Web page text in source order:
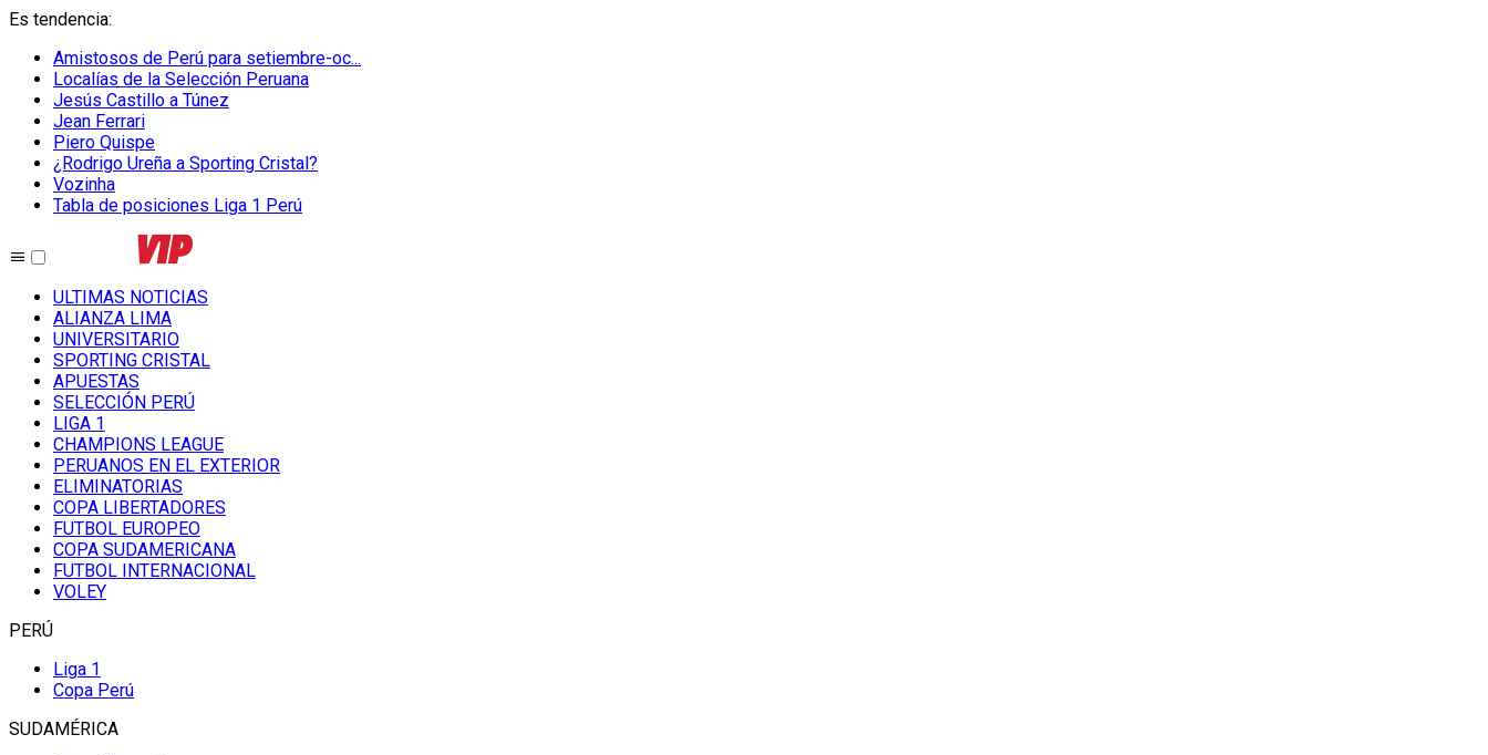
Es tendencia:
Amistosos de Perú para setiembre-oc...
Localías de la Selección Peruana
Jesús Castillo a Túnez
Jean Ferrari
Piero Quispe
¿Rodrigo Ureña a Sporting Cristal?
Vozinha
Tabla de posiciones Liga 1 Perú
ULTIMAS NOTICIAS
ALIANZA LIMA
UNIVERSITARIO
SPORTING CRISTAL
APUESTAS
SELECCIÓN PERÚ
LIGA 1
CHAMPIONS LEAGUE
PERUANOS EN EL EXTERIOR
ELIMINATORIAS
COPA LIBERTADORES
FUTBOL EUROPEO
COPA SUDAMERICANA
FUTBOL INTERNACIONAL
VOLEY
PERÚ
Liga 1
Copa Perú
SUDAMÉRICA